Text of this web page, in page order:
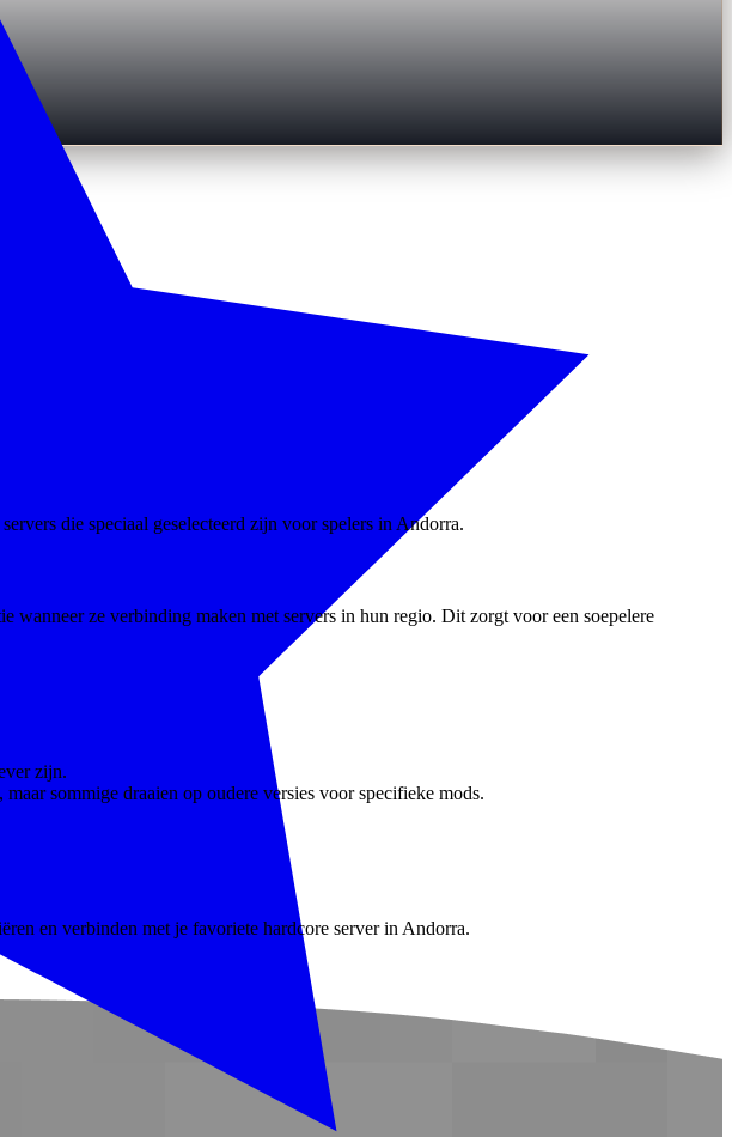
die speciaal geselecteerd zijn voor spelers in Andorra.
wanneer ze verbinding maken met servers in hun regio. Dit zorgt voor een soepelere
zijn.
sommige draaien op oudere versies voor specifieke mods.
en verbinden met je favoriete hardcore server in Andorra.